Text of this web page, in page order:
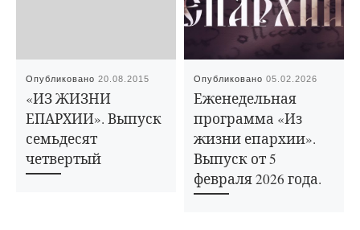
Опубликовано20.08.2015
«ИЗ ЖИЗНИ
ЕПАРХИИ». Выпуск
семьдесят
четвертый
Опубликовано05.02.2026
Еженедельная
программа «Из
жизни епархии».
Выпуск от 5
февраля 2026 года.